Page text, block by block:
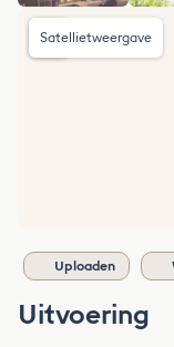
Satellietweergave
Uploaden
Uitvoering